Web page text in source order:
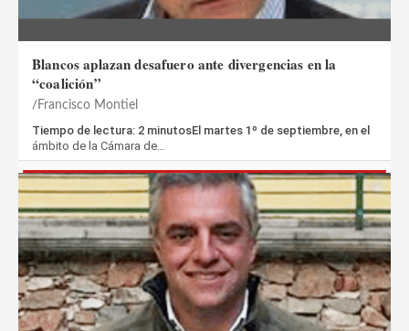
Blancos aplazan desafuero ante divergencias en la
“coalición”
Francisco Montiel
Tiempo de lectura: 2 minutosEl martes 1º de septiembre, en el
ámbito de la Cámara de…